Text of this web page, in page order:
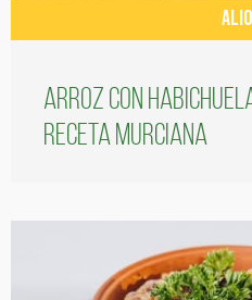
Arroz con
receta murciana